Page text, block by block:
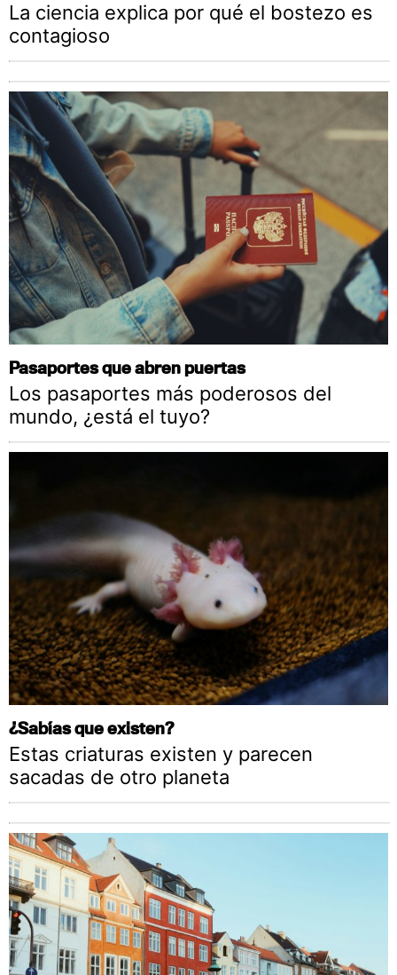
La ciencia explica por qué el bostezo es
contagioso
Pasaportes que abren puertas
Los pasaportes más poderosos del
mundo, ¿está el tuyo?
¿Sabías que existen?
Estas criaturas existen y parecen
sacadas de otro planeta